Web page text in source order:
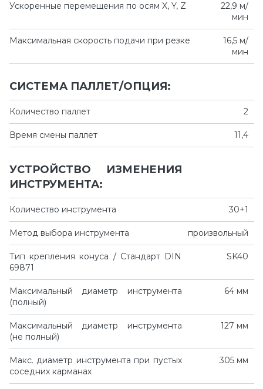
Ускоренные перемещения по осям X, Y, Z
22,9 м/
мин
Максимальная скорость подачи при резке
16,5 м/
мин
СИСТЕМА ПАЛЛЕТ/ОПЦИЯ:
Количество паллет 2
Время смены паллет 11,4
УСТРОЙСТВО ИЗМЕНЕНИЯ
ИНСТРУМЕНТА:
Количество инструмента 30+1
Метод выбора инструмента произвольный
Тип крепления конуса / Стандарт DIN
69871
SK40
Максимальный диаметр инструмента
(полный)
64 мм
Максимальный диаметр инструмента
(не полный)
127 мм
Макс. диаметр инструмента при пустых
соседних карманах
305 мм